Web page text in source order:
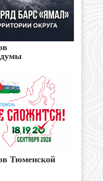
думы
Тюменской